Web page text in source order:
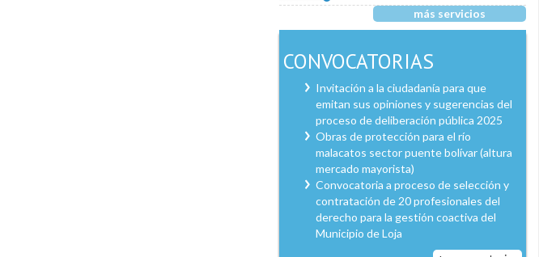
más servicios
CONVOCATORIAS
Invitación a la ciudadanía para que
emitan sus opiniones y sugerencias del
proceso de deliberación pública 2025
Obras de protección para el río
malacatos sector puente bolívar (altura
mercado mayorista)
Convocatoria a proceso de selección y
contratación de 20 profesionales del
derecho para la gestión coactiva del
Municipio de Loja